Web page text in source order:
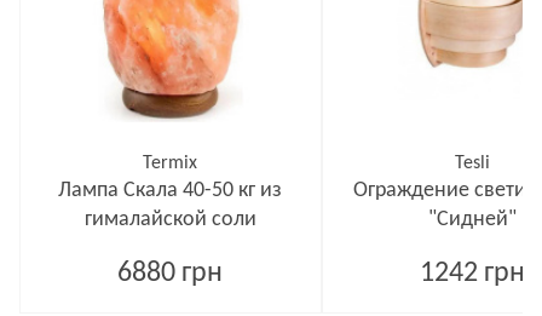
Termix
Лампа Скала 40-50 кг из
гималайской соли
6880 грн
Tesli
Ограждение
"Сидней"
1242 грн